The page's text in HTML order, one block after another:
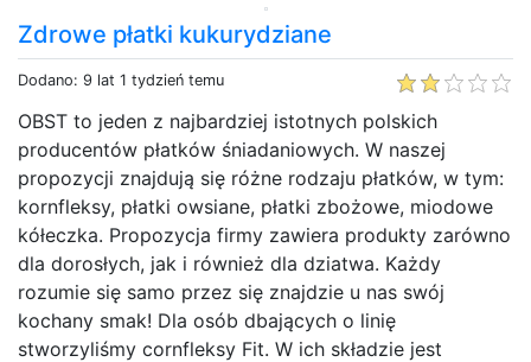
Zdrowe płatki kukurydziane
Dodano: 9 lat 1 tydzień temu
OBST to jeden z najbardziej istotnych polskich
producentów płatków śniadaniowych. W naszej
propozycji znajdują się różne rodzaju płatków, w tym:
kornfleksy, płatki owsiane, płatki zbożowe, miodowe
kółeczka. Propozycja firmy zawiera produkty zarówno
dla dorosłych, jak i również dla dziatwa. Każdy
rozumie się samo przez się znajdzie u nas swój
kochany smak! Dla osób dbających o linię
stworzyliśmy cornfleksy Fit. W ich składzie jest